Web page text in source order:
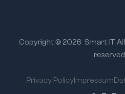
Copyright © 2026 Smart IT
reserved
Privacy PolicyImpressum